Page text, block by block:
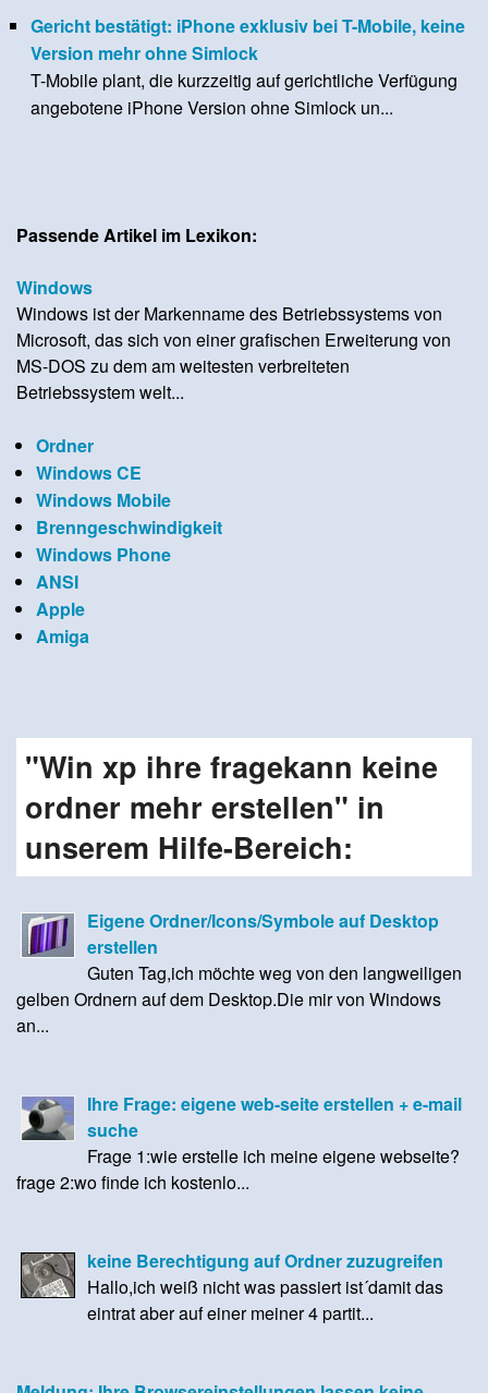
Gericht bestätigt: iPhone exklusiv bei T-Mobile, keine
Version mehr ohne Simlock
T-Mobile plant, die kurzzeitig auf gerichtliche Verfügung
angebotene iPhone Version ohne Simlock un...
Passende Artikel im Lexikon:
Windows
Windows ist der Markenname des Betriebssystems von
Microsoft, das sich von einer grafischen Erweiterung von
MS-DOS zu dem am weitesten verbreiteten
Betriebssystem welt...
Ordner
Windows CE
Windows Mobile
Brenngeschwindigkeit
Windows Phone
ANSI
Apple
Amiga
"Win xp ihre fragekann keine
ordner mehr erstellen" in
unserem Hilfe-Bereich:
Eigene Ordner/Icons/Symbole auf Desktop
erstellen
Guten Tag,ich möchte weg von den langweiligen
gelben Ordnern auf dem Desktop.Die mir von Windows
an...
Ihre Frage: eigene web-seite erstellen + e-mail
suche
Frage 1:wie erstelle ich meine eigene webseite?
frage 2:wo finde ich kostenlo...
keine Berechtigung auf Ordner zuzugreifen
Hallo,ich weiß nicht was passiert ist´damit das
eintrat aber auf einer meiner 4 partit...